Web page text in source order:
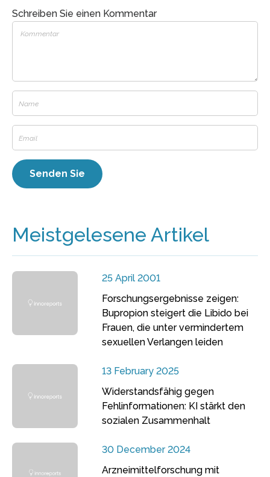
Schreiben Sie einen Kommentar
Meistgelesene Artikel
25 April 2001
Forschungsergebnisse zeigen:
Bupropion steigert die Libido bei
Frauen, die unter vermindertem
sexuellen Verlangen leiden
13 February 2025
Widerstandsfähig gegen
Fehlinformationen: KI stärkt den
sozialen Zusammenhalt
30 December 2024
Arzneimittelforschung mit